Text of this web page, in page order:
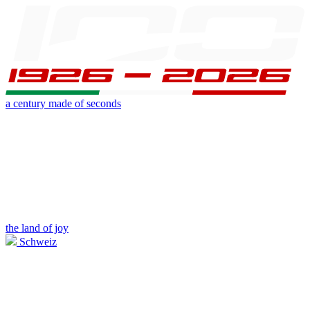
a century made of seconds
the land of joy
Schweiz